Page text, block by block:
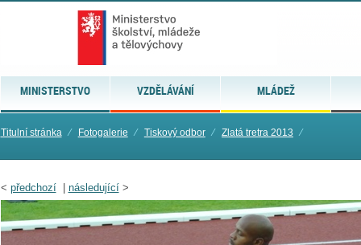
MINISTERSTVO VZDĚLÁVÁNÍ MLÁDEŽ
Titulní stránka ⁄ Fotogalerie ⁄ Tiskový odbor ⁄ Zlatá tretra 2013 ⁄
< předchozí| následující>